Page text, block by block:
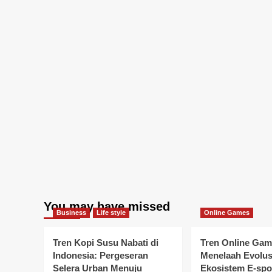
You may have missed
Business Life style
Tren Kopi Susu Nabati di
Indonesia: Pergeseran
Selera Urban Menuju
Online Games
Tren Online
Menelaah
Ekosistem E-